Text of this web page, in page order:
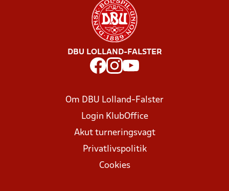
DBU LOLLAND-FALSTER
Om DBU Lolland-Falster
Login KlubOffice
Akut turneringsvagt
Privatlivspolitik
Cookies